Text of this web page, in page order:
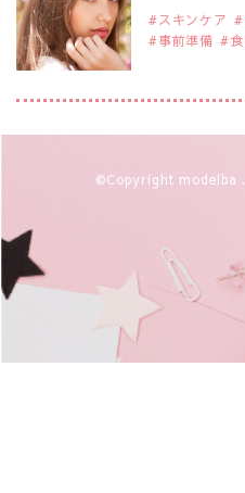
2019年9月29日
注目モデルを1名追加いたしました
2019年9月29日
注目モデル イーランさん
スキンケア
事前準備
©Copyright modelba